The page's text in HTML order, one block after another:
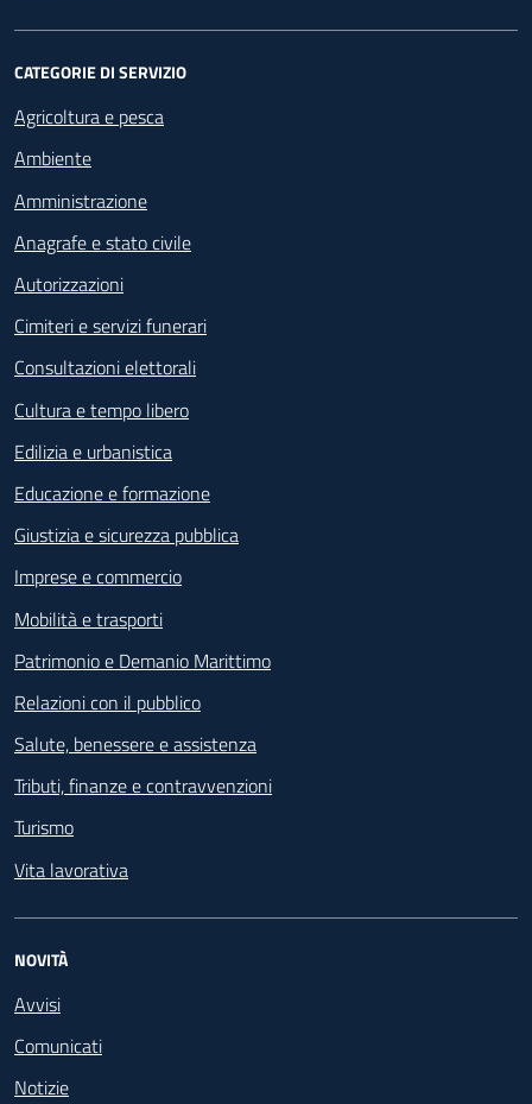
CATEGORIE DI SERVIZIO
Agricoltura e pesca
Ambiente
Amministrazione
Anagrafe e stato civile
Autorizzazioni
Cimiteri e servizi funerari
Consultazioni elettorali
Cultura e tempo libero
Edilizia e urbanistica
Educazione e formazione
Giustizia e sicurezza pubblica
Imprese e commercio
Mobilità e trasporti
Patrimonio e Demanio Marittimo
Relazioni con il pubblico
Salute, benessere e assistenza
Tributi, finanze e contravvenzioni
Turismo
Vita lavorativa
NOVITÀ
Avvisi
Comunicati
Notizie